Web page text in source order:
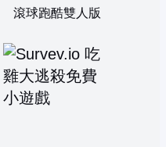
滾球跑酷雙人版